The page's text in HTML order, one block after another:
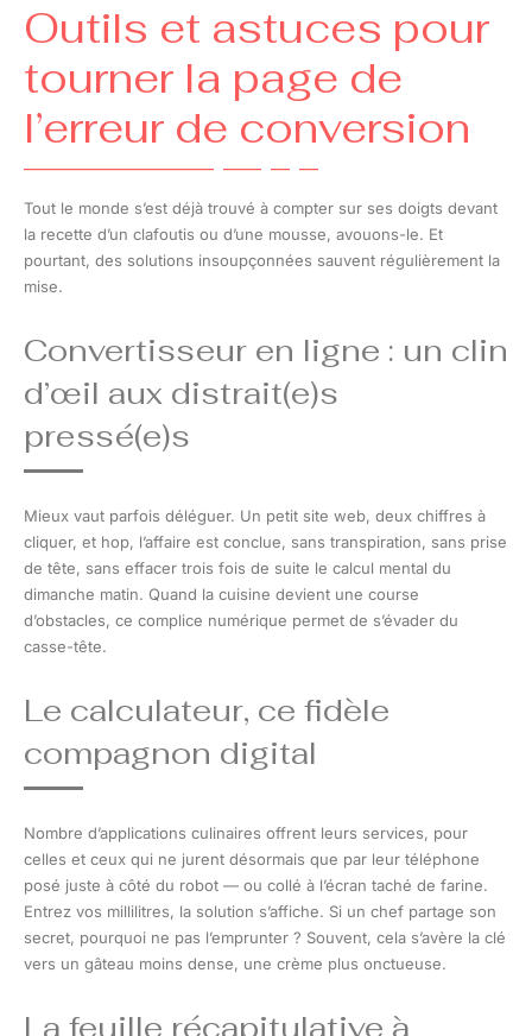
Outils et astuces pour
tourner la page de
l’erreur de conversion
Tout le monde s’est déjà trouvé à compter sur ses doigts devant
la recette d’un clafoutis ou d’une mousse, avouons-le. Et
pourtant, des solutions insoupçonnées sauvent régulièrement la
mise.
Convertisseur en ligne : un clin
d’œil aux distrait(e)s
pressé(e)s
Mieux vaut parfois déléguer. Un petit site web, deux chiffres à
cliquer, et hop, l’affaire est conclue, sans transpiration, sans prise
de tête, sans effacer trois fois de suite le calcul mental du
dimanche matin. Quand la cuisine devient une course
d’obstacles, ce complice numérique permet de s’évader du
casse-tête.
Le calculateur, ce fidèle
compagnon digital
Nombre d’applications culinaires offrent leurs services, pour
celles et ceux qui ne jurent désormais que par leur téléphone
posé juste à côté du robot — ou collé à l’écran taché de farine.
Entrez vos millilitres, la solution s’affiche. Si un chef partage son
secret, pourquoi ne pas l’emprunter ? Souvent, cela s’avère la clé
vers un gâteau moins dense, une crème plus onctueuse.
La feuille récapitulative à